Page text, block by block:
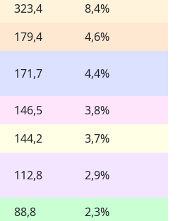
323,4
8,4%
179,4
4,6%
171,7 4,4%
146,5
3,8%
144,2
3,7%
112,8 2,9%
88,8
2,3%